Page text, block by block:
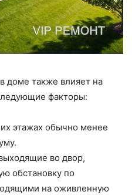
доме также влияет на
факторы:
этажах обычно менее
во двор,
обстановку по
на оживленную